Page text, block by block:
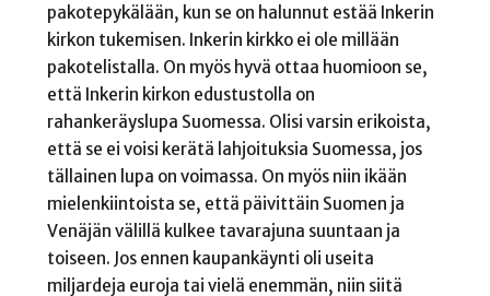
pakotepykälään, kun se on halunnut estää Inkerin
kirkon tukemisen. Inkerin kirkko ei ole millään
pakotelistalla. On myös hyvä ottaa huomioon se,
että Inkerin kirkon edustustolla on
rahankeräyslupa Suomessa. Olisi varsin erikoista,
että se ei voisi kerätä lahjoituksia Suomessa, jos
tällainen lupa on voimassa. On myös niin ikään
mielenkiintoista se, että päivittäin Suomen ja
Venäjän välillä kulkee tavarajuna suuntaan ja
toiseen. Jos ennen kaupankäynti oli useita
miljardeja euroja tai vielä enemmän, niin siitä